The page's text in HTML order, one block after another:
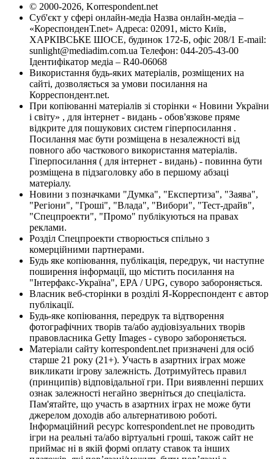
© 2000-2026, Korrespondent.net
Суб'єкт у сфері онлайн-медіа Назва онлайн-медіа –
«КореспонденТ.net» Адреса: 02091, місто Київ,
ХАРКІВСЬКЕ ШОСЕ, будинок 172-Б, офіс 208/1 E-mail:
sunlight@mediadim.com.ua Телефон: 044-205-43-00
Ідентифікатор медіа – R40-06068
Використання будь-яких матеріалів, розміщених на
сайті, дозволяється за умови посилання на
Корреспондент.net.
При копіюванні матеріалів зі сторінки « Новини України
і світу» , для інтернет - видань - обов'язкове пряме
відкрите для пошукових систем гіперпосилання .
Посилання має бути розміщена в незалежності від
повного або часткового використання матеріалів.
Гіперпосилання ( для інтернет - видань) - повинна бути
розміщена в підзаголовку або в першому абзаці
матеріалу.
Новини з позначками "Думка", "Експертиза", "Заява",
"Регіони", "Гроші", "Влада", "Вибори", "Тест-драйв",
"Спецпроекти", "Промо" публікуються на правах
реклами.
Розділ Спецпроекти створюється спільно з
комерційними партнерами.
Будь яке копіювання, публікація, передрук, чи наступне
поширення інформації, що містить посилання на
"Інтерфакс-Україна", EPA / UPG, суворо забороняється.
Власник веб-сторінки в розділі Я-Корреспондент є автор
публікації.
Будь-яке копіювання, передрук та відтворення
фотографічних творів та/або аудіовізуальних творів
правовласника Getty Images - суворо забороняється.
Матеріали сайту korrespondent.net призначені для осіб
старше 21 року (21+). Участь в азартних іграх може
викликати ігрову залежність. Дотримуйтесь правил
(принципів) відповідальної гри. При виявленні перших
ознак залежності негайно зверніться до спеціаліста.
Пам'ятайте, що участь в азартних іграх не може бути
джерелом доходів або альтернативою роботі.
Інформаційний ресурс korrespondent.net не проводить
ігри на реальні та/або віртуальні гроші, також сайт не
приймає ні в якій формі оплату ставок та інших